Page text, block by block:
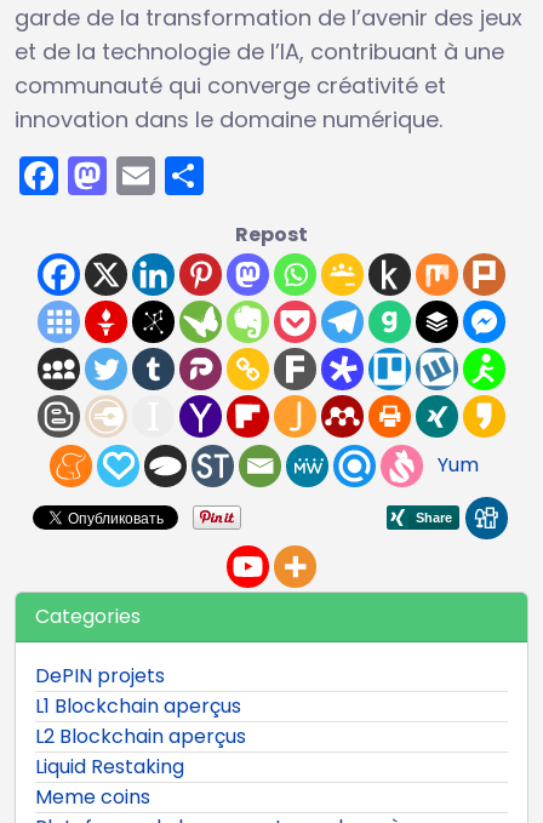
garde de la transformation de l’avenir des jeux
et de la technologie de l’IA, contribuant à une
communauté qui converge créativité et
innovation dans le domaine numérique.
Facebook
Mastodon
Email
Repost
Yum
Categories
DePIN projets
L1 Blockchain aperçus
L2 Blockchain aperçus
Liquid Restaking
Meme coins